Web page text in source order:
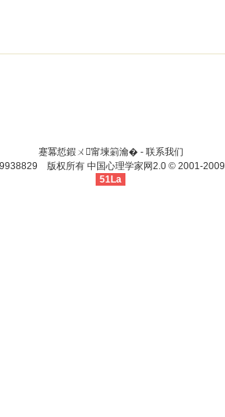
蹇冪悊鍜ㄨ甯堜箣瀹� - 联系我们
版权所有 中国心理学家网2.0© 2001-2009
51La